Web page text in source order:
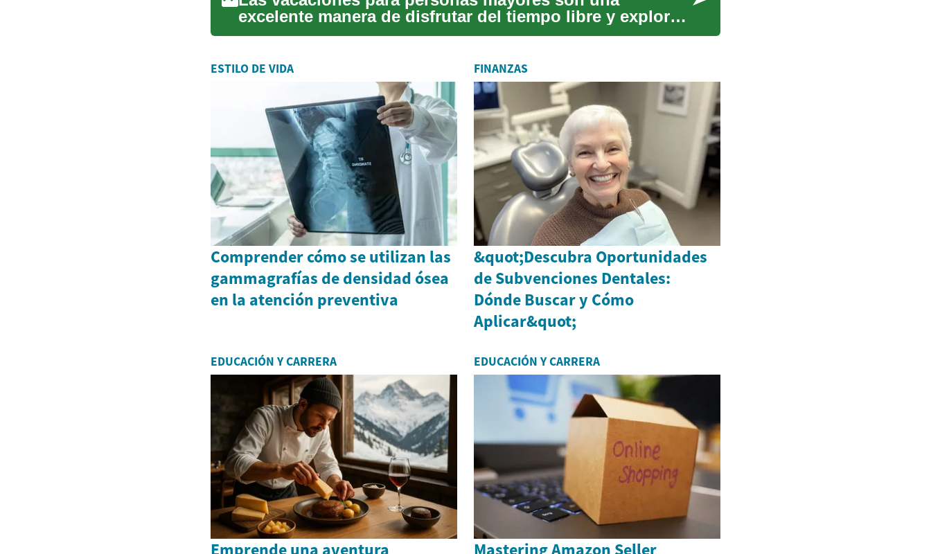
excelente manera de disfrutar del tiempo libre y explorar
nuevos destino...
ESTILO DE VIDA
Comprender cómo se utilizan las
gammagrafías de densidad ósea
en la atención preventiva
FINANZAS
&quot;Descubra Oportunidades
de Subvenciones Dentales:
Dónde Buscar y Cómo
Aplicar&quot;
EDUCACIÓN Y CARRERA
Emprende una aventura
EDUCACIÓN Y CARRERA
Mastering Amazon Seller